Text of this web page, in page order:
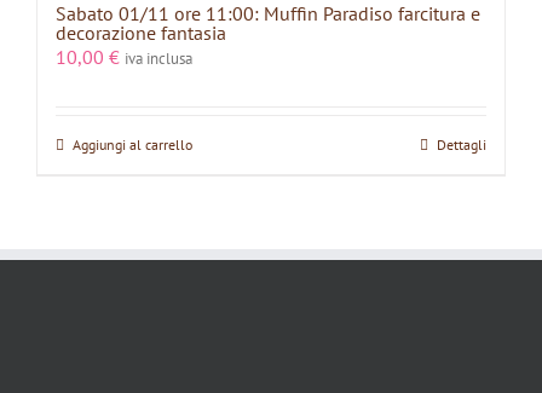
Sabato 01/11 ore 11:00: Muffin Paradiso farcitura e
decorazione fantasia
10,00 € iva inclusa
Aggiungi al carrello Dettagli